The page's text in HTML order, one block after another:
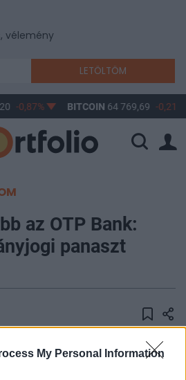
My Personal Information
vélemény
LETÖLTÖM
-0,87% BITCOIN 64 769,69 -0,21%
az OTP Bank:
panaszt
esti, tőzsdén megjelent